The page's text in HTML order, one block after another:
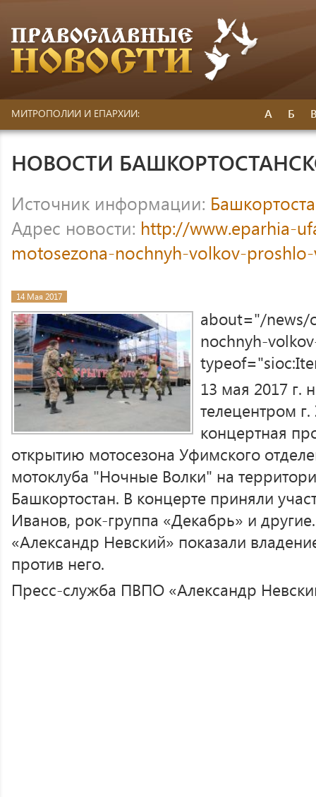
МИТРОПОЛИИ И ЕПАРХИИ: А Б
НОВОСТИ
Источник информации:
Адрес новости: http://www.eparhia-
motosezona-nochnyh-volkov-
14 Мая 2017
about="/news/
nochnyh-
13 мая 2017 г.
телецентром
концертная
открытию мотосезона Уфимского
мотоклуба "Ночные Волки" на
Башкортостан. В концерте приняли
Иванов, рок-группа «Декабрь» и
«Александр Невский» показали
против него.
Пресс-служба ПВПО «Александр